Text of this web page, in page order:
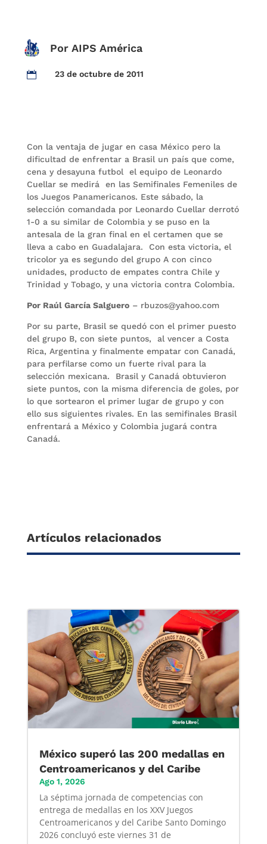
Por AIPS América
 23 de octubre de 2011
Con la ventaja de jugar en casa México pero la
dificultad de enfrentar a Brasil un país que come,
cena y desayuna futbol el equipo de Leonardo
Cuellar se medirá en las Semifinales Femeniles de
los Juegos Panamericanos. Este sábado, la
selección comandada por Leonardo Cuellar derrotó
1-0 a su similar de Colombia y se puso en la
antesala de la gran final en el certamen que se
lleva a cabo en Guadalajara. Con esta victoria, el
tricolor ya es segundo del grupo A con cinco
unidades, producto de empates contra Chile y
Trinidad y Tobago, y una victoria contra Colombia.
Por Raúl García Salguero– rbuzos@yahoo.com
Por su parte, Brasil se quedó con el primer puesto
del grupo B, con siete puntos, al vencer a Costa
Rica, Argentina y finalmente empatar con Canadá,
para perfilarse como un fuerte rival para la
selección mexicana. Brasil y Canadá obtuvieron
siete puntos, con la misma diferencia de goles, por
lo que sortearon el primer lugar de grupo y con
ello sus siguientes rivales. En las semifinales Brasil
enfrentará a México y Colombia jugará contra
Canadá.
Artículos relacionados
México superó las 200 medallas en
Centroamericanos y del Caribe
Ago 1, 2026
La séptima jornada de competencias con
entrega de medallas en los XXV Juegos
Centroamericanos y del Caribe Santo Domingo
2026 concluyó este viernes 31 de